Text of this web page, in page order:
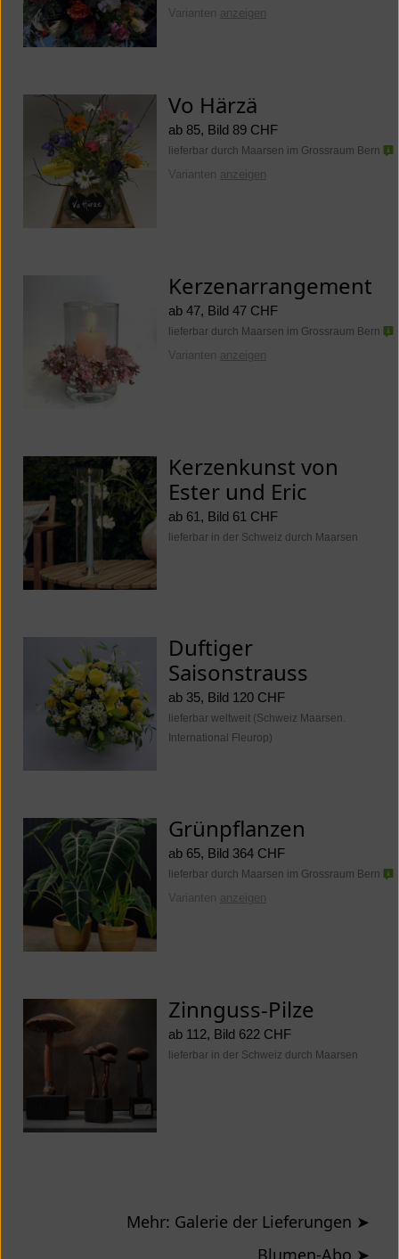
Varianten anzeigen
Vo Härzä
ab 85, Bild 89 CHF
lieferbar durch Maarsen im Grossraum Bern
Varianten anzeigen
Kerzenarrangement
ab 47, Bild 47 CHF
lieferbar durch Maarsen im Grossraum Bern
Varianten anzeigen
Kerzenkunst von
Ester und Eric
ab 61, Bild 61 CHF
lieferbar in der Schweiz durch Maarsen
Duftiger
Saisonstrauss
ab 35, Bild 120 CHF
lieferbar weltweit (Schweiz Maarsen.
International Fleurop)
Grünpflanzen
ab 65, Bild 364 CHF
lieferbar durch Maarsen im Grossraum Bern
Varianten anzeigen
Zinnguss-Pilze
ab 112, Bild 622 CHF
lieferbar in der Schweiz durch Maarsen
Mehr: Galerie der Lieferungen ➤
Blumen-Abo ➤